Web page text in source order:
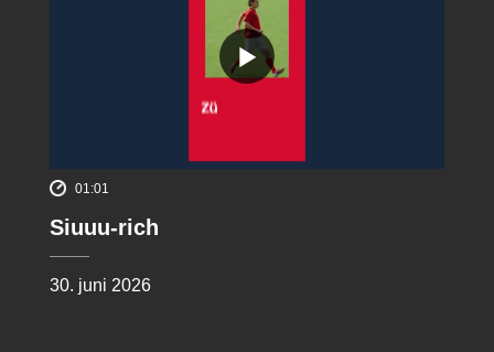
01:01
Siuuu-rich
30. juni 2026